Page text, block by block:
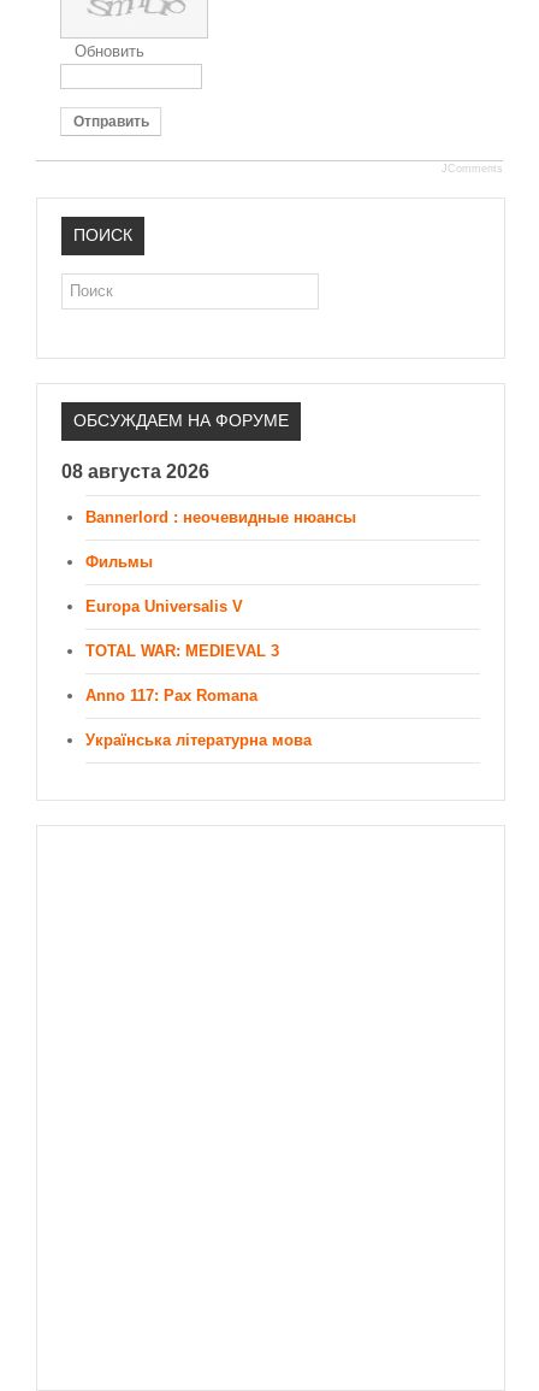
Обновить
Отправить
JComments
ПОИСК
Поиск
ОБСУЖДАЕМ НА ФОРУМЕ
08 августа 2026
Bannerlord : неочевидные нюансы
Фильмы
Europa Universalis V
TOTAL WAR: MEDIEVAL 3
Anno 117: Pax Romana
Українська літературна мова